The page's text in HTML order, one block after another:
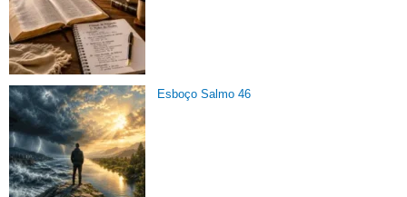
Esboço Salmo 46